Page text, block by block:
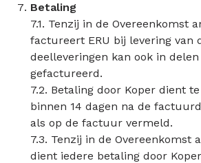
Betaling
7.1. Tenzij in de Overeenkomst
factureert ERU bij levering van
deelleveringen kan ook in
gefactureerd.
7.2. Betaling door Koper dient
binnen 14 dagen na de
als op de factuur vermeld.
7.3. Tenzij in de Overeenkomst
dient iedere betaling door